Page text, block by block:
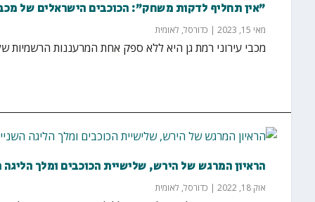
"אין תחליף לדקות משחק": הכוכבים הישראלים של
מאי 15, 2023 | כדורסל, לאומית
מכבי עירוני רמת גן היא ללא ספק אחת המרעננות
הראיון המרגש של הירש, שלישיית הכוכבים ומלך
אוק 18, 2022 | כדורסל, לאומית